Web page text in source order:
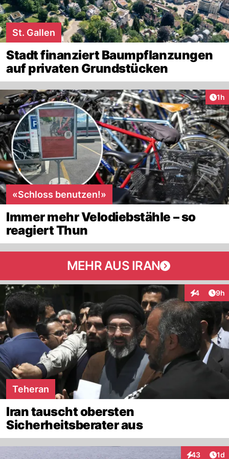
St. Gallen
Stadt finanziert Baumpflanzungen
auf privaten Grundstücken
1h
«Schloss benutzen!»
Immer mehr Velodiebstähle – so
reagiert Thun
MEHR AUS IRAN
4 9h
Teheran
Iran tauscht obersten
Sicherheitsberater aus
43 1d